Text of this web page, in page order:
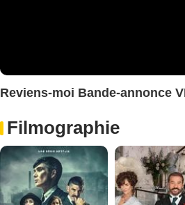
Reviens-moi Bande-annonce
Filmographie